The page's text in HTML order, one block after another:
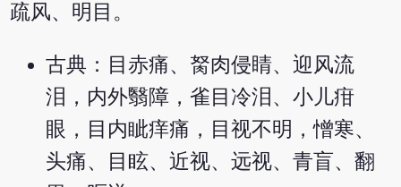
疏风、明目。
古典：目赤痛、胬肉侵睛、迎风流
泪，内外翳障，雀目冷泪、小儿疳
眼，目内眦痒痛，目视不明，憎寒、
头痛、目眩、近视、远视、青盲、翻